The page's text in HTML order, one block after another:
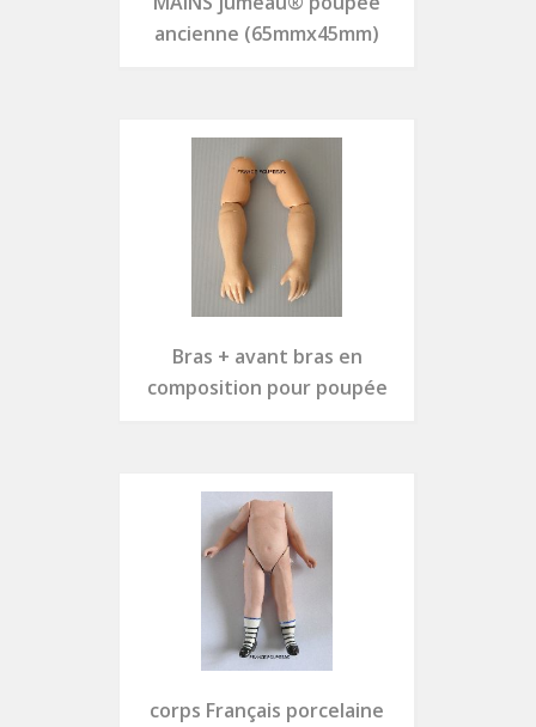
ancienne (65mmx45mm)
Bras + avant bras en
composition pour poupée
corps Français porcelaine